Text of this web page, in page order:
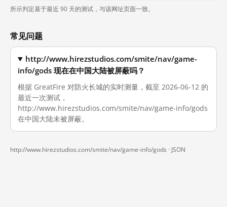
所示判定基于最近 90 天的测试，与该网址页面一致。
常见问题
http://www.hirezstudios.com/smite/nav/game-
info/gods 现在在中国大陆被屏蔽吗？
根据 GreatFire 对防火长城的实时测量，截至 2026-06-12 的
最近一次测试，
http://www.hirezstudios.com/smite/nav/game-info/gods
在中国大陆未被屏蔽。
http://www.hirezstudios.com/smite/nav/game-info/gods · JSON